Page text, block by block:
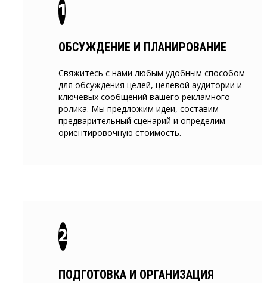
ОБСУЖДЕНИЕ И ПЛАНИРОВАНИЕ
Свяжитесь с нами любым удобным способом
для обсуждения целей, целевой аудитории и
ключевых сообщений вашего рекламного
ролика. Мы предложим идеи, составим
предварительный сценарий и определим
ориентировочную стоимость.
ПОДГОТОВКА И ОРГАНИЗАЦИЯ